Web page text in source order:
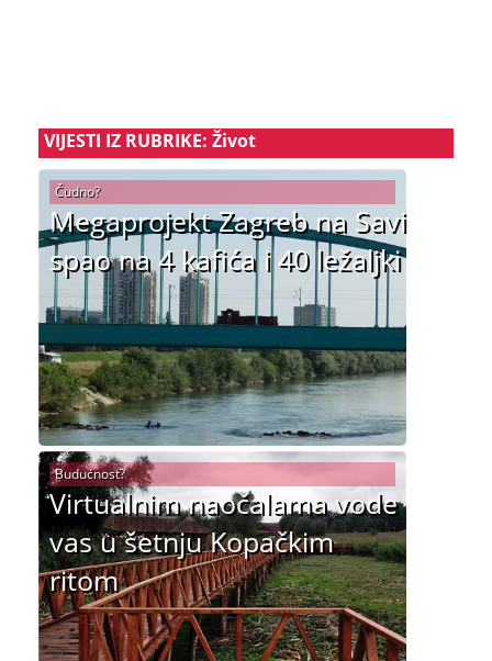
VIJESTI IZ RUBRIKE: Život
Megaprojekt Zagreb na Savi
spao na 4 kafića i 40 ležaljki
Čudno?
Virtualnim naočalama vode
vas u šetnju Kopačkim
ritom
Budućnost?